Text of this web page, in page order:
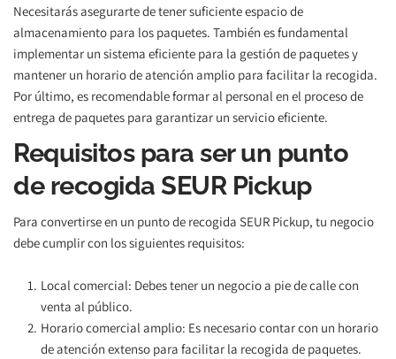
Necesitarás asegurarte de tener suficiente espacio de
almacenamiento para los paquetes. También es fundamental
implementar un sistema eficiente para la gestión de paquetes y
mantener un horario de atención amplio para facilitar la recogida.
Por último, es recomendable formar al personal en el proceso de
entrega de paquetes para garantizar un servicio eficiente.
Requisitos para ser un punto
de recogida SEUR Pickup
Para convertirse en un punto de recogida SEUR Pickup, tu negocio
debe cumplir con los siguientes requisitos:
Local comercial: Debes tener un negocio a pie de calle con
venta al público.
Horario comercial amplio: Es necesario contar con un horario
de atención extenso para facilitar la recogida de paquetes.